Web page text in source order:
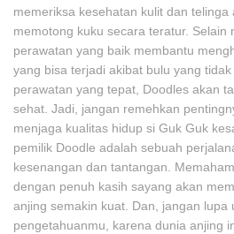
memeriksa kesehatan kulit dan
memotong kuku secara teratur. Selain
perawatan yang baik membantu
yang bisa terjadi akibat bulu yang
perawatan yang tepat, Doodles akan
sehat. Jadi, jangan remehkan
menjaga kualitas hidup si Guk Guk
pemilik Doodle adalah sebuah
kesenangan dan tantangan.
dengan penuh kasih sayang akan
anjing semakin kuat. Dan, jangan lupa
pengetahuanmu, karena dunia anjing